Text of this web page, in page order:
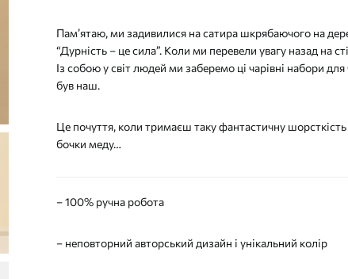
Пам’ятаю, ми задивилися на сатира шкрябаючого на
“Дурність – це сила”. Коли ми перевели увагу назад на
Із собою у світ людей ми заберемо ці чарівні набори
був наш.
Це почуття, коли тримаєш таку фантастичну
бочки меду…
– 100% ручна робота
– неповторний авторський дизайн і унікальний колір